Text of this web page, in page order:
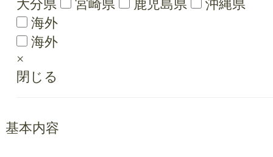
大分県
宮崎県 鹿児島県
沖縄県
海外
海外
×
閉じる
基本内容